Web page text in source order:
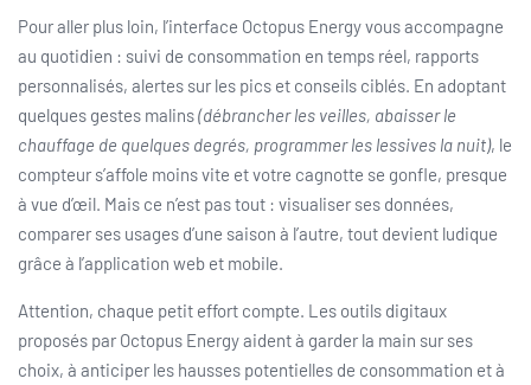
Pour aller plus loin, l’interface Octopus Energy vous accompagne
au quotidien : suivi de consommation en temps réel, rapports
personnalisés, alertes sur les pics et conseils ciblés. En adoptant
quelques gestes malins(débrancher les veilles, abaisser le
chauffage de quelques degrés, programmer les lessives la nuit), le
compteur s’affole moins vite et votre cagnotte se gonfle, presque
à vue d’œil. Mais ce n’est pas tout : visualiser ses données,
comparer ses usages d’une saison à l’autre, tout devient ludique
grâce à l’application web et mobile.
Attention, chaque petit effort compte. Les outils digitaux
proposés par Octopus Energy aident à garder la main sur ses
choix, à anticiper les hausses potentielles de consommation et à